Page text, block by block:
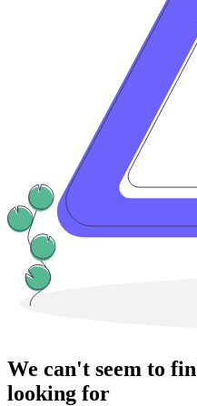
We can't seem to
looking for